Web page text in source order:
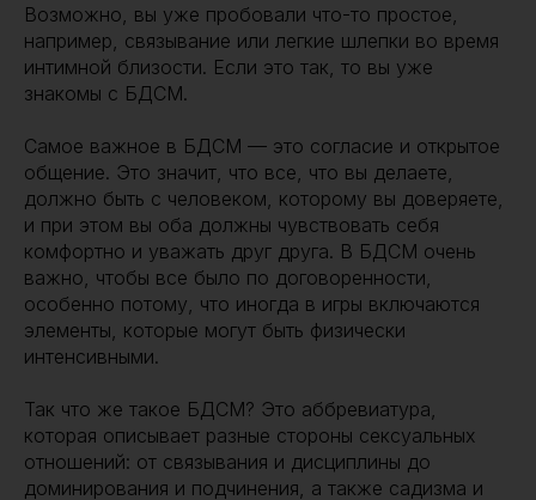
Возможно, вы уже пробовали что-то простое,
например, связывание или легкие шлепки во время
интимной близости. Если это так, то вы уже
знакомы с БДСМ.
Самое важное в БДСМ — это согласие и открытое
общение. Это значит, что все, что вы делаете,
должно быть с человеком, которому вы доверяете,
и при этом вы оба должны чувствовать себя
комфортно и уважать друг друга. В БДСМ очень
важно, чтобы все было по договоренности,
особенно потому, что иногда в игры включаются
элементы, которые могут быть физически
интенсивными.
Так что же такое БДСМ? Это аббревиатура,
которая описывает разные стороны сексуальных
отношений: от связывания и дисциплины до
доминирования и подчинения, а также садизма и